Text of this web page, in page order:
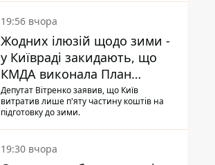
19:56 вчора
Жодних ілюзій щодо зими -
у Київраді закидають, що
КМДА виконала План
стійкості на 20%
Депутат Вітренко заявив, що Київ
витратив лише п'яту частину коштів на
підготовку до зими.
19:30 вчора